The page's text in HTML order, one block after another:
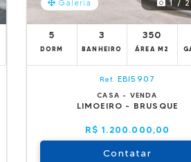
Galeria 1 /
5
DORM
3
BANHEIRO
350
ÁREA M2
Ref. EBI5907
CASA - VENDA
LIMOEIRO - BRUSQUE
R$ 1.200.000,00
Contatar